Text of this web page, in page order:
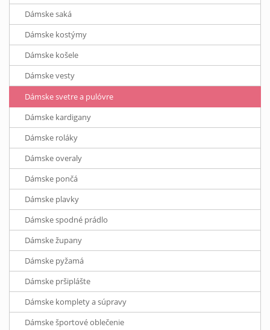
Dámske saká
Dámske kostýmy
Dámske košele
Dámske vesty
Dámske svetre a pulóvre
Dámske kardigany
Dámske roláky
Dámske overaly
Dámske pončá
Dámske plavky
Dámske spodné prádlo
Dámske župany
Dámske pyžamá
Dámske pršiplášte
Dámske komplety a súpravy
Dámske športové oblečenie